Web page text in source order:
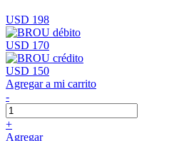
USD 198
USD 170
USD 150
Agregar a mi carrito
-
+
Agregar